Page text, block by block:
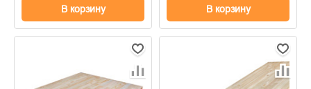
В корзину В корзину